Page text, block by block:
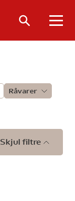
Råvarer
Skjul filtre